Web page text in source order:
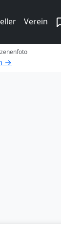
Verein
→